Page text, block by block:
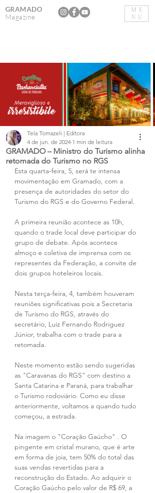
ME
NU
GRAMADO
Magazine
GRAMADO – Ministro do Turismo alinha
retomada do Turismo no RGS
Tela Tomazeli | Editora
4 de jun. de 2024 1 min de leitura
Esta quarta-feira, 5, será te intensa
movimentação em Gramado, com a
presença de autoridades do setor do
Turismo do RGS e do Governo Federal.
A primeira reunião acontece as 10h,
quando o trade local deve participar do
grupo de debate. Após acontece
almoço e coletiva de imprensa com os
representes da Federação, a convite de
dois grupos hoteleiros locais.
Nesta terça-feira, 4, também houveram
reuniões significativas pois a Secretaria
de Turismo do RGS, através do
secretário, Luiz Fernando Rodriguez
Júnior, trabalha com o trade para a
retomada.
Neste momento estão sendo sugeridas
as "Caravanas do RGS" com destino a
Santa Catarina e Paraná, para trabalhar
o Turismo rodoviário. Como eu disse
anteriormente, voltamos a quando tudo
começou, a estrada.
Na imagem o "Coração Gaúcho" . O
pingente em cristal murano, que é arte
em forma de joia, tem 50% do total das
suas vendas revertidas para a
reconstrução do Estado. Ao adquirir o
Coração Gaúcho pelo valor de R$ 69, a